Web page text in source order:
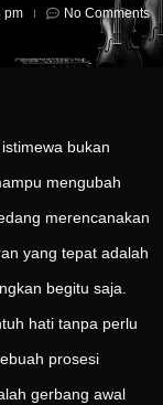
pm No Comments
bukan
mengubah
merencanakan
yang tepat adalah
begitu saja.
hati tanpa perlu
prosesi
gerbang awal